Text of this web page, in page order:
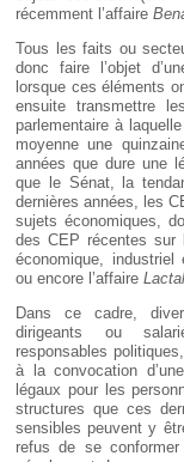
récemment l’affaire
Tous les faits ou
donc faire l’objet
lorsque ces éléments
ensuite transmettre
parlementaire à
moyenne une
années que dure une
que le Sénat, la
dernières années, les
sujets économiques,
des CEP récentes sur
économique, industriel
ou encore l’affaire
Dans ce cadre,
dirigeants ou
responsables
à la convocation
légaux pour les
structures que ces
sensibles peuvent y
refus de se